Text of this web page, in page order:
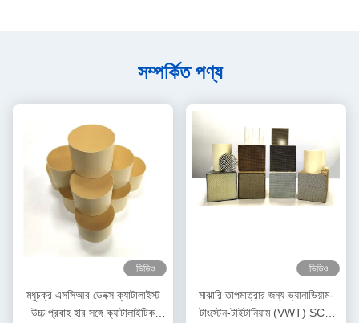
সম্পর্কিত পণ্য
ভিডিও
মধুচক্র এসসিআর ডেনক্স ক্যাটালাইস্ট
উচ্চ প্রবাহ হার সঙ্গে ক্যাটালাইটিক
ভিডিও
মাঝারি তাপমাত্রার জন্য ভ্যানাডিয়াম-
টাংস্টেন-টাইটানিয়াম (VWT) SCR